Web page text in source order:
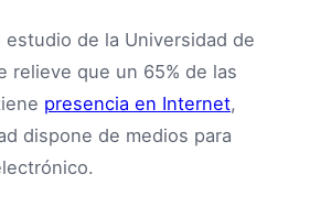
de la Universidad de
relieve que un 65% de las
presencia en Internet,
dispone de medios para